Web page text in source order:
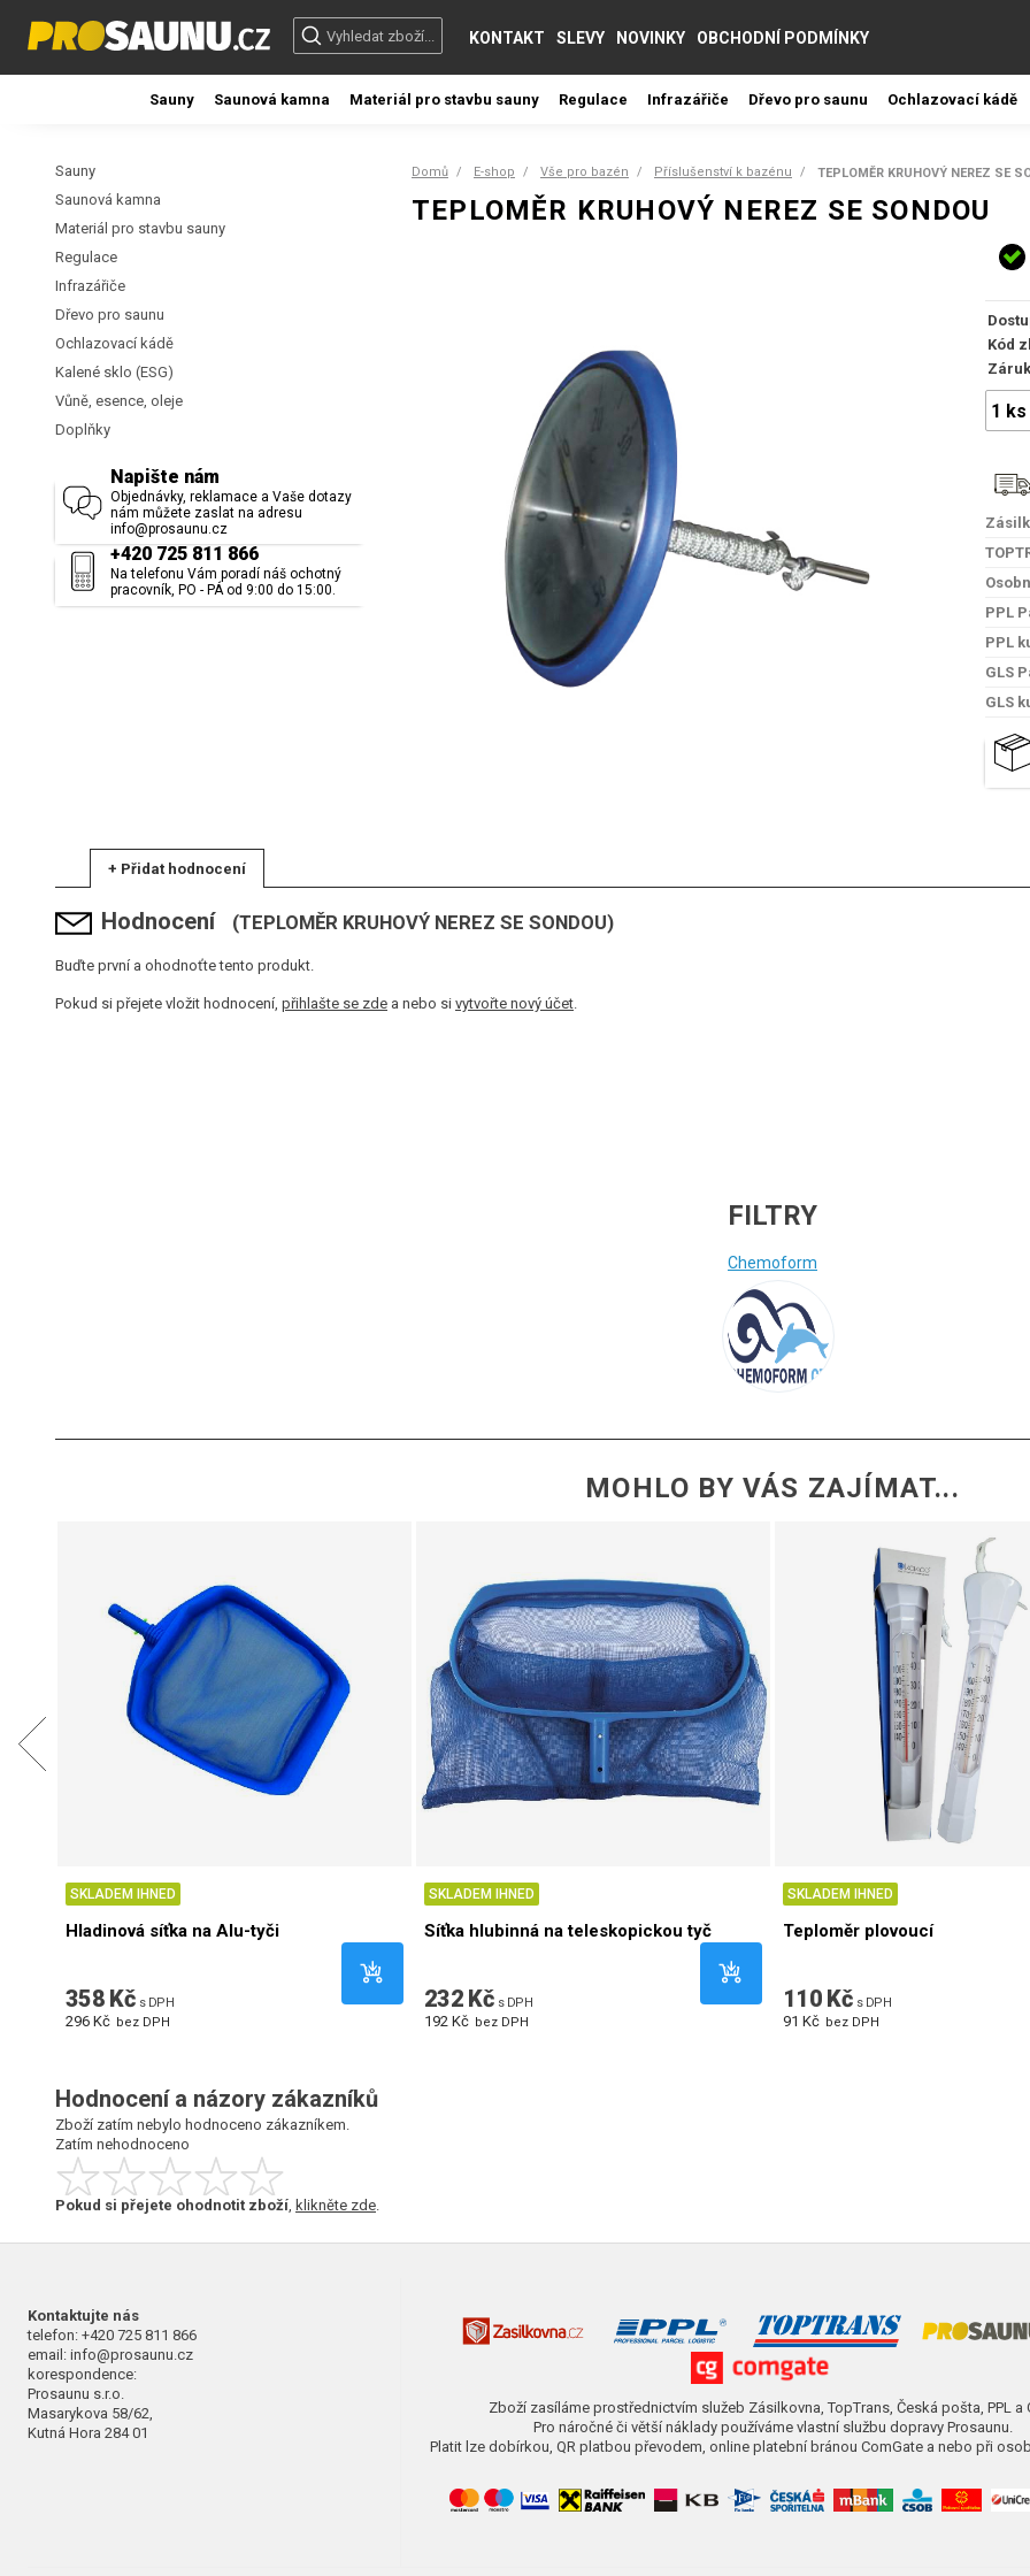
KONTAKT SLEVY NOVINKY OBCHODNÍ PODMÍNKY
Sauny Saunová kamna Materiál pro stavbu sauny Regulace Infrazářiče Dřevo pro saunu Ochlazovací kádě
Sauny
Saunová kamna
Materiál pro stavbu sauny
Regulace
Infrazářiče
Dřevo pro saunu
Ochlazovací kádě
Kalené sklo (ESG)
Vůně, esence, oleje
Doplňky
Napište nám
Objednávky, reklamace a Vaše dotazy
nám můžete zaslat na adresu
info@prosaunu.cz
+420 725 811 866
Na telefonu Vám poradí náš ochotný
pracovník, PO - PÁ od 9:00 do 15:00.
Domů E-shop Vše pro bazén Příslušenství k bazénu TEPLOMĚR KRUHOVÝ NEREZ SE
TEPLOMĚR KRUHOVÝ NEREZ SE SONDOU
Kód
PPL
PPL
GLS
GLS
+ Přidat hodnocení
Hodnocení (TEPLOMĚR KRUHOVÝ NEREZ SE SONDOU)
Buďte první a ohodnoťte tento produkt.
Pokud si přejete vložit hodnocení, přihlašte se zde a nebo si vytvořte nový účet.
FILTRY
Chemoform
MOHLO BY VÁS ZAJÍMAT...
SKLADEM IHNED
Hladinová síťka na Alu-tyči
358 Kč s DPH
296 Kč bez DPH
SKLADEM IHNED
Síťka hlubinná na teleskopickou tyč
232 Kč s DPH
192 Kč bez DPH
SKLADEM IHNED
Teploměr plovoucí
110 Kč s DPH
91 Kč bez DPH
Hodnocení a názory zákazníků
Zboží zatím nebylo hodnoceno zákazníkem.
Zatím nehodnoceno
Pokud si přejete ohodnotit zboží, klikněte zde.
Kontaktujte nás
telefon: +420 725 811 866
email: info@prosaunu.cz
korespondence:
Prosaunu s.r.o.
Masarykova 58/62,
Kutná Hora 284 01
Zboží zasíláme prostřednictvím služeb Zásilkovna, TopTrans, Česká pošta, PPL a
Pro náročné či větší náklady používáme vlastní službu dopravy Prosaunu.
Platit lze dobírkou, QR platbou převodem, online platební bránou ComGate a nebo při